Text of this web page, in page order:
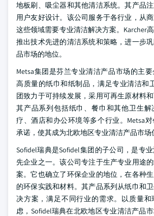
地板刷、吸尘器和其他清洁系统。其产品
用户友好设计。该公司服务于各行业，从
这些领域需要专业清洁解决方案。Karcher
推出技术先进的清洁系统和策略，进一步
品市场的地位。
Metsa集团是芬兰专业清洁产品市场的主
高质量的纸巾和纸制品，满足专业清洁和
团致力于可持续发展，采用可再生原材料和
其产品系列包括纸巾、餐巾和其他卫生
疗、酒店和办公环境等多个行业。Metsa
承诺，使其成为北欧地区专业清洁产品市场
Sofidel瑞典是Sofidel集团的子公司，是专
先企业之一。该公司专注于生产专业用途
案。它也确立了环保企业的地位，在各种
的环保实践和材料。其产品系列从纸巾和
决方案，满足不同行业的需求。以质量
虑，Sofidel瑞典在北欧地区专业清洁产品